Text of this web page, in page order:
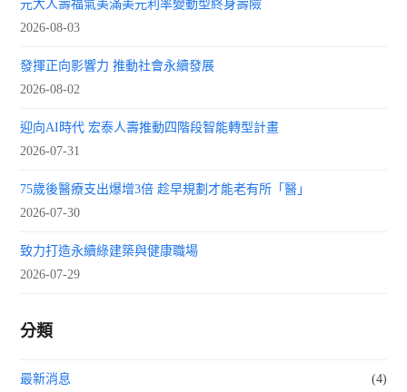
元大人壽福氣美滿美元利率變動型終身壽險
2026-08-03
發揮正向影響力 推動社會永續發展
2026-08-02
迎向AI時代 宏泰人壽推動四階段智能轉型計畫
2026-07-31
75歲後醫療支出爆增3倍 趁早規劃才能老有所「醫」
2026-07-30
致力打造永續綠建築與健康職場
2026-07-29
分類
最新消息 (4)